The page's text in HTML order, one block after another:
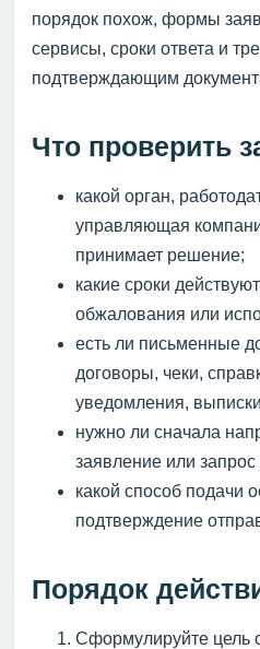
порядок похож, формы
сервисы, сроки ответа и
подтверждающим
Что проверить
какой орган,
управляющая
принимает решение;
какие сроки
обжалования или
есть ли письменные
договоры, чеки,
уведомления,
нужно ли сначала
заявление или запрос
какой способ подачи
подтверждение
Порядок
Сформулируйте цель